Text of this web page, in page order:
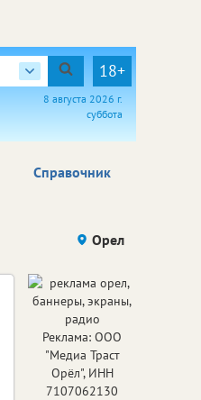
18+
8 августа 2026 г.
суббота
Справочник
Происшествия Здоровье
Орел
Реклама: ООО
"Медиа Траст
Орёл", ИНН
7107062130